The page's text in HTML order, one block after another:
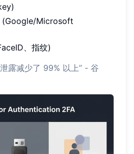
(Google/Microsoft
、指纹)
露减少了 99% 以上” - 谷